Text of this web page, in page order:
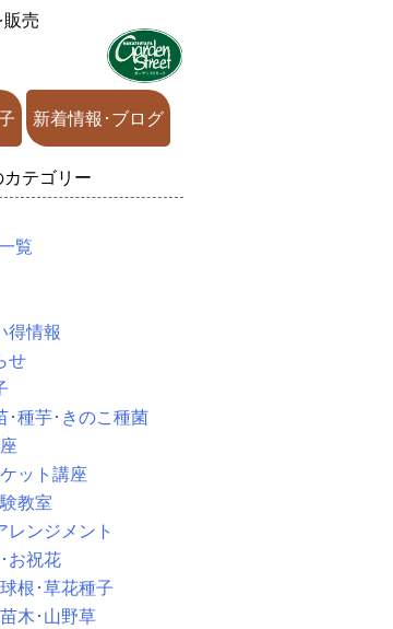
売
新着情報･ブログ
テゴリー
覧
得情報
せ
･種芋･きのこ種菌
ット講座
教室
レンジメント
お祝花
根･草花種子
木･山野草